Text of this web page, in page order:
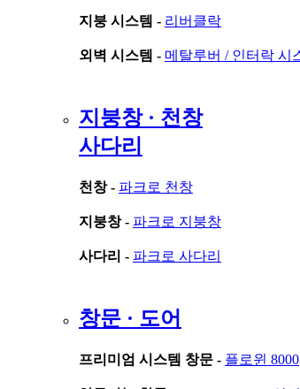
지붕 시스템 - 리버클락
외벽 시스템 - 메탈루버 / 인터락 시
지붕창 · 천창
사다리
천창 - 파크로 천창
지붕창 - 파크로 지붕창
사다리 - 파크로 사다리
창문 · 도어
프리미엄 시스템 창문 - 플로윈 8000